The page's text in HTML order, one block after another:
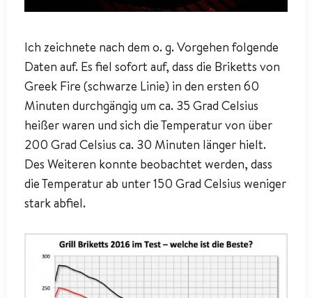
Ich zeichnete nach dem o. g. Vorgehen folgende
Daten auf. Es fiel sofort auf, dass die Briketts von
Greek Fire (schwarze Linie) in den ersten 60
Minuten durchgängig um ca. 35 Grad Celsius
heißer waren und sich die Temperatur von über
200 Grad Celsius ca. 30 Minuten länger hielt.
Des Weiteren konnte beobachtet werden, dass
die Temperatur ab unter 150 Grad Celsius weniger
stark abfiel.